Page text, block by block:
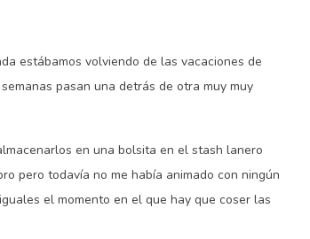
estábamos volviendo de las vacaciones de
pasan una detrás de otra muy muy
en una bolsita en el stash lanero
pero todavía no me había animado con ningún
el momento en el que hay que coser las